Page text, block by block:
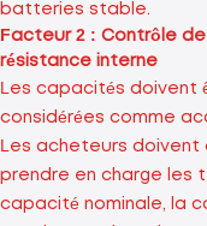
batteries stable.
Facteur 2 : Contrôle
résistance interne
Les capacités doivent
considérées comme
Les acheteurs doivent
prendre en charge les
capacité nominale, la